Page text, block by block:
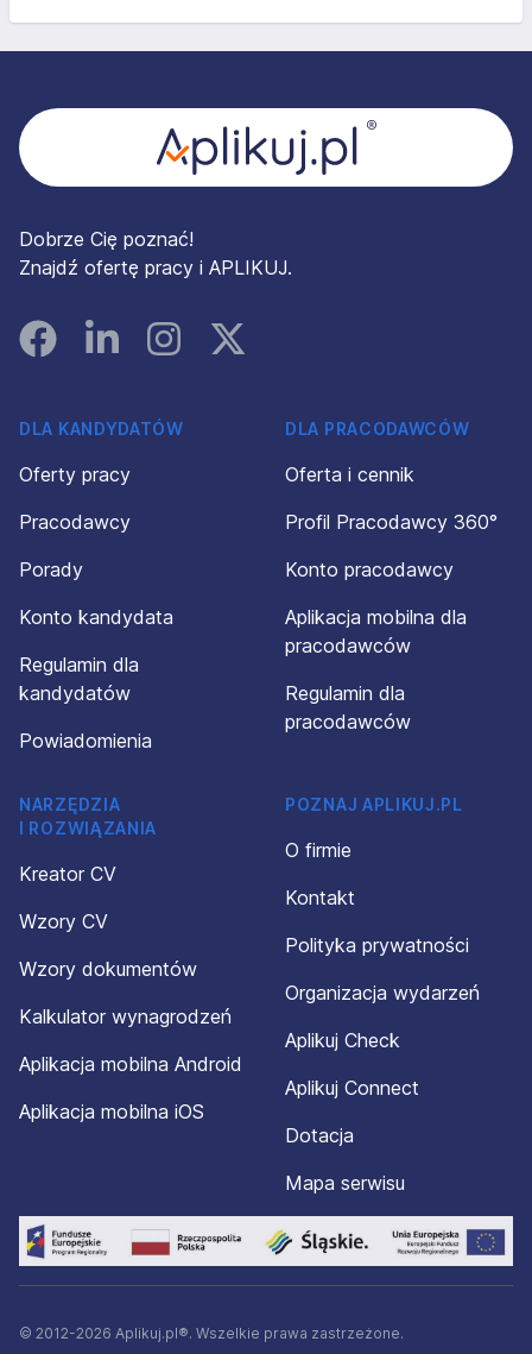
Dobrze Cię poznać!
Znajdź ofertę pracy i APLIKUJ.
FacebookLinked InInstagramInstagram
DLA KANDYDATÓW
Oferty pracy
Pracodawcy
Porady
Konto kandydata
Regulamin dla
kandydatów
Powiadomienia
DLA PRACODAWCÓW
Oferta i cennik
Profil Pracodawcy 360°
Konto pracodawcy
Aplikacja mobilna dla
pracodawców
Regulamin dla
pracodawców
NARZĘDZIA
I ROZWIĄZANIA
Kreator CV
Wzory CV
Wzory dokumentów
Kalkulator wynagrodzeń
Aplikacja mobilna Android
Aplikacja mobilna iOS
POZNAJ APLIKUJ.PL
O firmie
Kontakt
Polityka prywatności
Organizacja wydarzeń
Aplikuj Check
Aplikuj Connect
Dotacja
Mapa serwisu
© 2012-2026 Aplikuj.pl®. Wszelkie prawa zastrzeżone.